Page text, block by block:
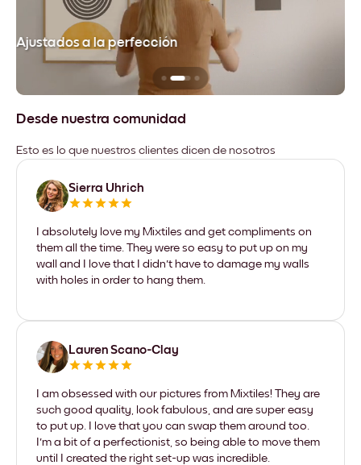
Ajustados a la perfección
Desde nuestra comunidad
Esto es lo que nuestros clientes dicen de nosotros
Sierra Uhrich
I absolutely love my Mixtiles and get compliments on
them all the time. They were so easy to put up on my
wall and I love that I didn't have to damage my walls
with holes in order to hang them.
Lauren Scano-Clay
I am obsessed with our pictures from Mixtiles! They are
such good quality, look fabulous, and are super easy
to put up. I love that you can swap them around too.
I'm a bit of a perfectionist, so being able to move them
until I created the right set-up was incredible.